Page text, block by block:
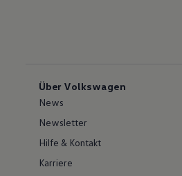
Über Volkswagen
News
Newsletter
Hilfe & Kontakt
Karriere